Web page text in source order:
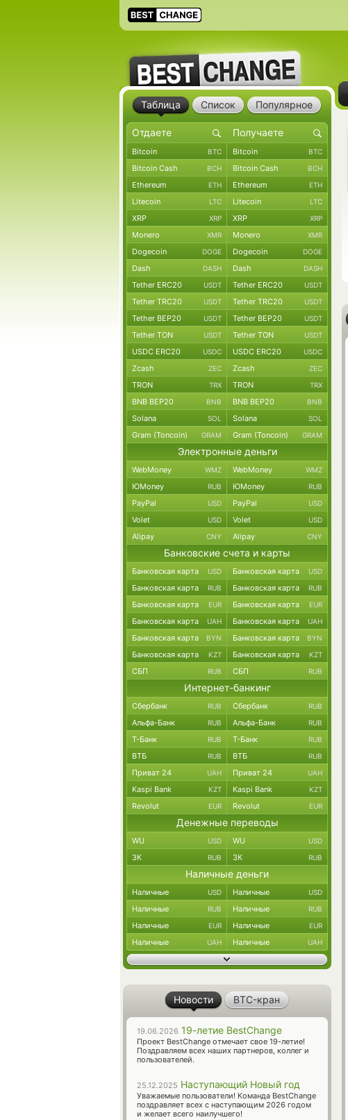
Таблица Список Популярное
Bitcoin BTC Bitcoin BTC
Bitcoin Cash BCH Bitcoin Cash BCH
Ethereum ETH Ethereum ETH
Litecoin LTC Litecoin LTC
XRP XRP XRP XRP
Monero XMR Monero XMR
Dogecoin DOGE Dogecoin DOGE
Dash DASH Dash DASH
Tether ERC20 USDT Tether ERC20 USDT
Tether TRC20 USDT Tether TRC20 USDT
Tether BEP20 USDT Tether BEP20 USDT
Tether TON USDT Tether TON USDT
USDC ERC20 USDC USDC ERC20 USDC
Zcash ZEC Zcash ZEC
TRON TRX TRON TRX
BNB BEP20 BNB BNB BEP20 BNB
Solana SOL Solana SOL
Gram (Toncoin) GRAM Gram (Toncoin) GRAM
Электронные деньги
WebMoney WMZ WebMoney WMZ
ЮMoney RUB ЮMoney RUB
PayPal USD PayPal USD
Volet USD Volet USD
Alipay CNY Alipay CNY
Банковские счета и карты
Банковская карта USD Банковская карта USD
Банковская карта RUB Банковская карта RUB
Банковская карта EUR Банковская карта EUR
Банковская карта UAH Банковская карта UAH
Банковская карта BYN Банковская карта BYN
Банковская карта KZT Банковская карта KZT
СБП RUB СБП RUB
Интернет-банкинг
Сбербанк RUB Сбербанк RUB
Альфа-Банк RUB Альфа-Банк RUB
Т-Банк RUB Т-Банк RUB
ВТБ RUB ВТБ RUB
Приват 24 UAH Приват 24 UAH
Kaspi Bank KZT Kaspi Bank KZT
Revolut EUR Revolut EUR
Денежные переводы
WU USD WU USD
ЗК RUB ЗК RUB
Наличные деньги
Наличные USD Наличные USD
Наличные RUB Наличные RUB
Наличные EUR Наличные EUR
Наличные UAH Наличные UAH
Новости BTC-кран
19.06.2026 19-летие BestChange
Проект BestChange отмечает свое 19-летие!
Поздравляем всех наших партнеров, коллег и
пользователей.
25.12.2025 Наступающий Новый год
Уважаемые пользователи! Команда BestChange
поздравляет всех с наступающим 2026 годом
и желает всего наилучшего!